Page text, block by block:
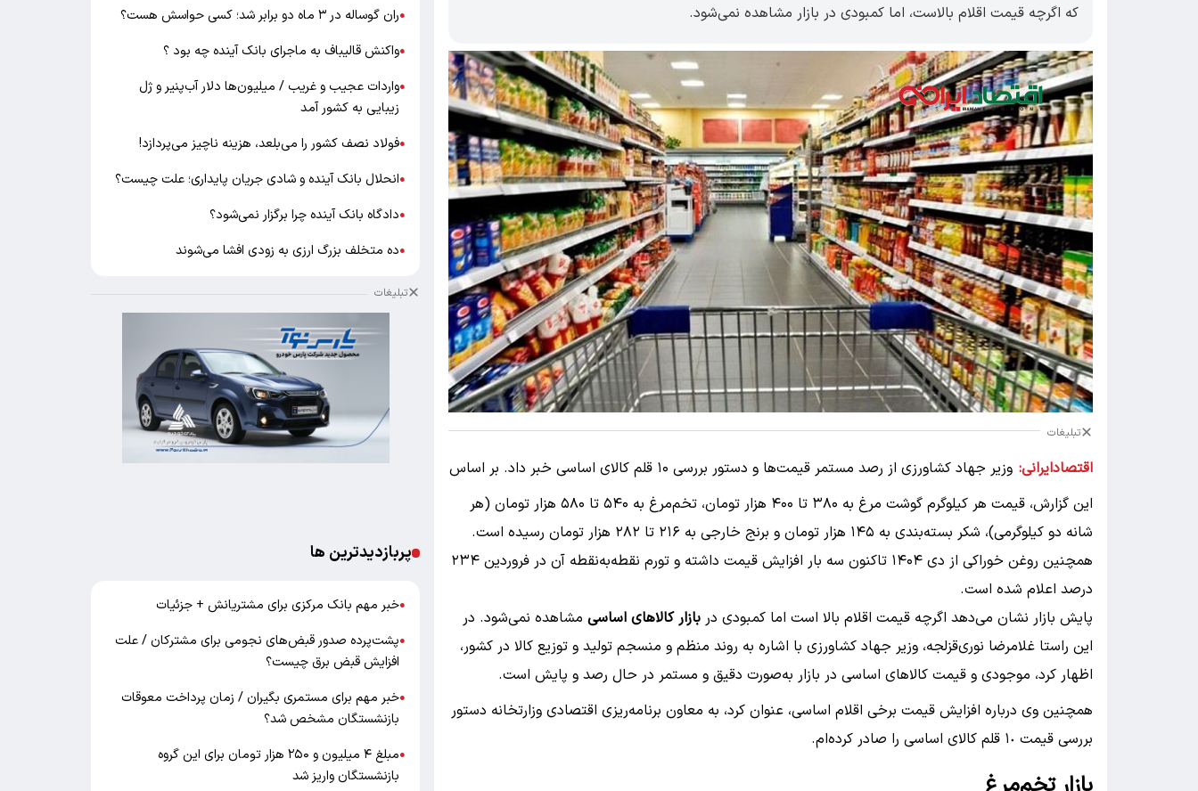
که اگرچه قیمت اقلام بالاست، اما کمبودی در بازار مشاهده نمی‌شود.
تبلیغات
اقتصادایرانی:
وزیر جهاد کشاورزی از رصد مستمر قیمت‌ها و دستور بررسی ۱۰ قلم کالای اساسی خبر داد. بر اساس
این گزارش، قیمت هر کیلوگرم گوشت مرغ به ۳۸۰ تا ۴۰۰ هزار تومان، تخم‌مرغ به ۵۴۰ تا ۵۸۰ هزار تومان (هر
شانه دو کیلوگرمی)، شکر بسته‌بندی به ۱۴۵ هزار تومان و برنج خارجی به ۲۱۶ تا ۲۸۲ هزار تومان رسیده است.
همچنین روغن خوراکی از دی ۱۴۰۴ تاکنون سه بار افزایش قیمت داشته و تورم نقطه‌به‌نقطه آن در فروردین ۲۳۴
درصد اعلام شده است.
پایش بازار نشان می‌دهد اگرچه قیمت‌ اقلام بالا است اما کمبودی در بازار کالاهای اساسی مشاهده نمی‌شود. در
این راستا غلامرضا نوری‌قزلجه، وزیر جهاد کشاورزی با اشاره به روند منظم و منسجم تولید و توزیع کالا در کشور،
اظهار کرد، موجودی و قیمت‌ کالاهای اساسی در بازار به‌صورت دقیق و مستمر در حال رصد و پایش است.
همچنین وی درباره افزایش قیمت برخی اقلام اساسی، عنوان کرد، به معاون برنامه‌ریزی اقتصادی وزارتخانه دستور
بررسی قیمت ١٠ قلم کالای اساسی را صادر کرده‌ام.
●ران گوساله در ۳ ماه دو برابر شد؛ کسی حواسش هست؟
●واکنش قالیباف به ماجرای بانک آینده چه بود ؟
●واردات عجیب و غریب / میلیون‌ها دلار آب‌پنیر و ژل
زیبایی به کشور آمد
●فولاد نصف کشور را می‌بلعد، هزینه ناچیز می‌پردازد!
●انحلال بانک آینده و شادی جریان پایداری؛ علت چیست؟
●دادگاه بانک آینده چرا برگزار نمی‌شود؟
●ده متخلف بزرگ ارزی به زودی افشا می‌شوند
تبلیغات
پربازدیدترین ها
●خبر مهم بانک مرکزی برای مشتریانش + جزئیات
●پشت‌پرده صدور قبض‌های نجومی برای مشترکان / علت
افزایش قبض برق چیست؟
●خبر مهم برای مستمری بگیران / زمان پرداخت معوقات
بازنشستگان مشخص شد؟
●
مبلغ ۴ میلیون و ۲۵۰ هزار تومان برای این گروه
بازنشستگان واریز شد